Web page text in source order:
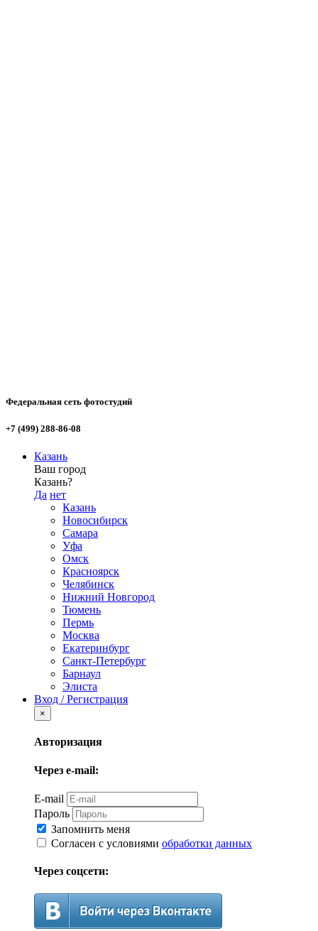
Федеральная сеть фотостудий
+7 (499) 288-86-08
Казань
Ваш город
Казань?
Да нет
Казань
Новосибирск
Самара
Уфа
Омск
Красноярск
Челябинск
Нижний Новгород
Тюмень
Пермь
Москва
Екатеринбург
Санкт-Петербург
Барнаул
Элиста
Вход / Регистрация
×
Авторизация
Через e-mail:
E-mail
Пароль
Запомнить меня
Согласен с условиями обработки данных
Через соцсети: